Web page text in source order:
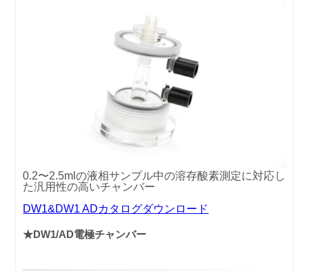
0.2〜2.5mlの液相サンプル中の溶存酸素測定に対応し
た汎用性の高いチャンバー
DW1&DW1 ADカタログダウンロード
★DW1/AD電極チャンバー